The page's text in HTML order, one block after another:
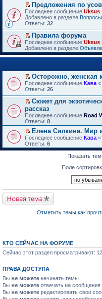
П
е
р
й
т
и
к
п
в
о
м
у
н
е
п
р
о
ч
и
т
а
н
о
о
б
щ
Предложения по
Последнее сообщение Uksus
Добавлено в разделе
Ответы: 32
П
е
р
е
т
и
к
п
р
о
м
у
н
е
п
р
н
о
м
е
н
и
Правила форума
Последнее сообщение Uksus
Добавлено в разделе
П
е
е
й
т
и
к
п
е
р
в
р
о
ч
и
м
у
с
о
б
щ
е
и
Осторожно, женская
Последнее сообщение Кава «
Ответы: 26
П
е
р
е
й
т
и
к
у
е
а
н
н
м
у
с
о
о
Сюжет для
рассказ
Последнее сообщение Road
Ответы: 8
П
е
р
е
в
р
о
ч
т
а
н
н
о
Елена Силкина. Мир
Последнее сообщение Кава «
Ответы: 6
Показать
Поле
Новая тема
Отметить темы как
КТО СЕЙЧАС НА ФОРУМЕ
Сейчас этот раздел просматривают:
ПРАВА ДОСТУПА
Вы не можете начинать темы
Вы не можете отвечать на сообщения
Вы не можете редактировать свои